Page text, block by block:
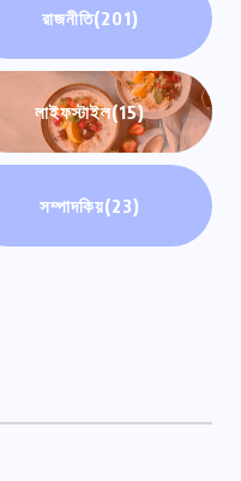
রাজনীতি(201)
লাইফস্টাইল(15)
সম্পাদকিয়(23)